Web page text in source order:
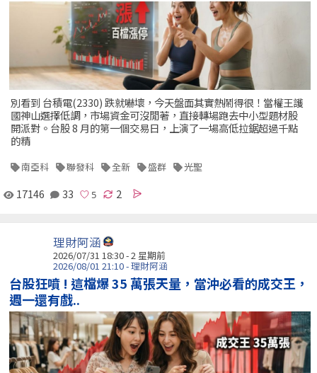
別看到 台積電(2330) 跌就嚇壞，今天盤面其實熱鬧得很！當權王護
國神山選擇低調，市場資金可沒閒著，直接轉場跑去中小型題材股
開派對。台股 8 月的第一個交易日，上演了一場高低拉鋸超過千點
的精
南亞科 聯發科 全新 盛群 光聖
17146 33 2
理財阿涵
2026/07/31 18:30 - 2 星期前
2026/08/01 21:10 - 理財阿涵
台股狂噴 ! 這檔爆 35 萬張天量，當沖必看的成交王，
週一還有戲..